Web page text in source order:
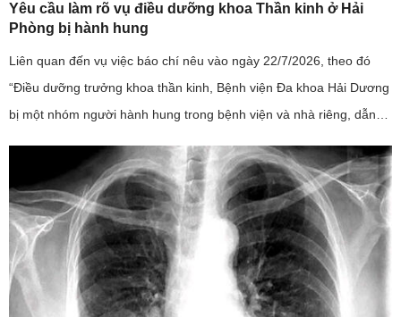
Yêu cầu làm rõ vụ điều dưỡng khoa Thần kinh ở Hải
Phòng bị hành hung
Liên quan đến vụ việc báo chí nêu vào ngày 22/7/2026, theo đó
“Điều dưỡng trưởng khoa thần kinh, Bệnh viện Đa khoa Hải Dương
bị một nhóm người hành hung trong bệnh viện và nhà riêng, dẫn